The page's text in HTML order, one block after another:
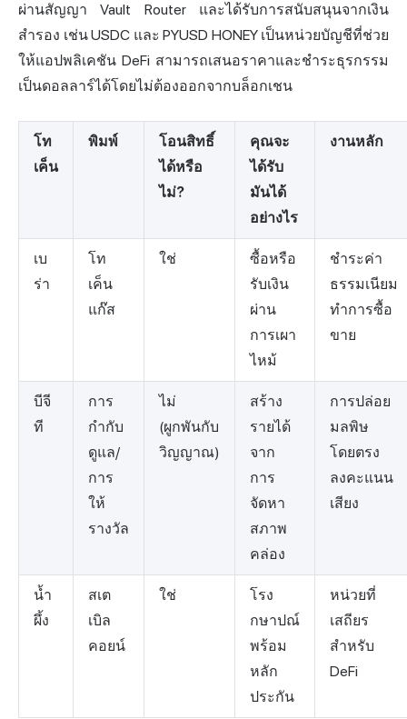
ผ่านสัญญา Vault Router และได้รับการสนับสนุนจากเงิน
สำรอง เช่น USDC และ PYUSD HONEY เป็นหน่วยบัญชีที่ช่วย
ให้แอปพลิเคชัน DeFi สามารถเสนอราคาและชำระธุรกรรม
เป็นดอลลาร์ได้โดยไม่ต้องออกจากบล็อกเชน
โท
เค็น
พิมพ์
โอนสิทธิ์
ได้หรือ
ไม่?
คุณจะ
ได้รับ
มันได้
อย่างไร
งานหลัก
เบ
ร่า
โท
เค็น
แก๊ส
ใช่
ซื้อหรือ
รับเงิน
ผ่าน
การเผา
ไหม้
ชำระค่า
ธรรมเนียม
ทำการซื้อ
ขาย
บีจี
ที
การ
กำกับ
ดูแล/
การ
ให้
รางวัล
ไม่
(ผูกพันกับ
วิญญาณ)
สร้าง
รายได้
จาก
การ
จัดหา
สภาพ
คล่อง
การปล่อย
มลพิษ
โดยตรง
ลงคะแนน
เสียง
น้ำ
ผึ้ง
สเต
เบิล
คอยน์
ใช่
โรง
กษาปณ์
พร้อม
หลัก
ประกัน
หน่วยที่
เสถียร
สำหรับ
DeFi